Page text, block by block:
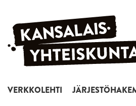
Siirry sisältöön
VERKKOLEHTI